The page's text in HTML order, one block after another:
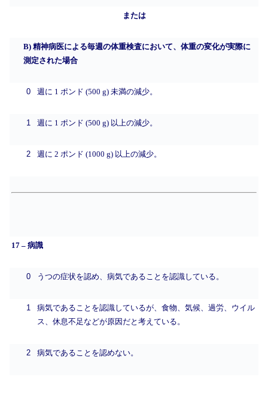
または
B) 精神病医による毎週の体重検査において、体重の変化が実際に
測定された場合
0 週に 1 ポンド (500 g) 未満の減少。
1 週に 1 ポンド (500 g) 以上の減少。
2 週に 2 ポンド (1000 g) 以上の減少。
17 – 病識
0 うつの症状を認め、病気であることを認識している。
1
病気であることを認識しているが、食物、気候、過労、ウイル
ス、休息不足などが原因だと考えている。
2 病気であることを認めない。